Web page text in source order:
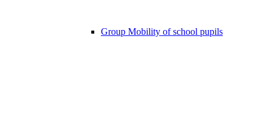
Group Mobility of school pupils